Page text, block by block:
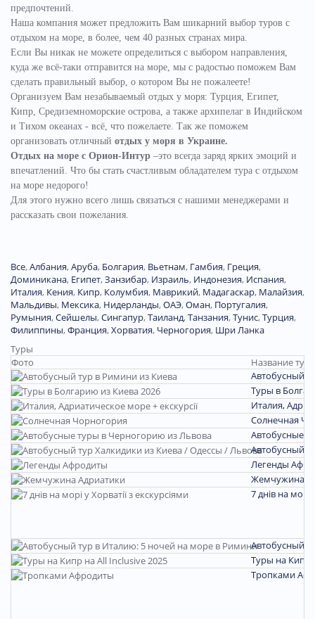
предпочтений.
Наша компания может предложить Вам шикарний выбор туров с
отдыхом на море, в более, чем 40 разных странах мира.
Если Вы никак не можете определиться с выбором направления,
куда же всё-таки отправится на море, мы с радостью поможем Вам
сделать правильный выбор, о котором Вы не пожалеете!
Организуем Вам незабываемый отдых у моря: Турция, Египет,
Кипр, Средиземноморские острова, а также архипелаг в Индийском
и Тихом океанах - всё, что пожелаете. Так же поможем
организовать отличный отдых у моря в Украине.
Отдых на море с Орион-Интур –это всегда заряд ярких эмоций и
впечатлений. Что бы стать счастливым обладателем тура с отдыхом
на море недорого!
Для этого нужно всего лишь связаться с нашими менеджерами и
рассказать свои пожелания.
Все,Албания,Аруба, Болгария, Вьетнам, Гамбия, Греция,
Доминиканa, Египет,Занзибар, Израиль, Индонезия, Испания,
Италия, Кения, Кипр, Колумбия, Маврикий, Мадагаскар, Малайзия,
Мальдивы, Мексика, Нидерланды,ОАЭ,Оман, Португалия,
Румыния,Сейшелы,Сингапур,Таиланд,Танзания,Тунис,Турция,
Филиппины,Франция,Хорватия, Черногория, Шри Ланка
Туры
Фото
Название тура
Автобусный
Туры в
Италия,
Солнечная
Автобусные
Автобусный
Легенды
Жемчужина
7 днів на морі
Автобусный
Туры на Кипр
Тропками